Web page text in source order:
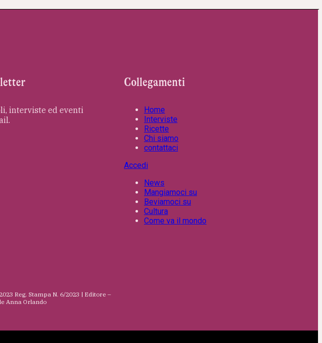
interviste ed eventi
Collegamenti
Home
Interviste
Ricette
Chi siamo
contattaci
Accedi
News
Mangiamoci su
Beviamoci su
Cultura
Come va il mondo
Reg. Stampa N. 6/2023 | Editore –
Anna Orlando